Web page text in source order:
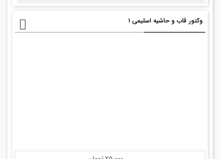
وکتور قاب و حاشیه اسلیمی ۱